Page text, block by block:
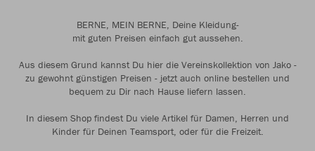
BERNE, MEIN BERNE, Deine Kleidung-
mit guten Preisen einfach gut aussehen.
Aus diesem Grund kannst Du hier die Vereinskollektion von Jako -
zu gewohnt günstigen Preisen - jetzt auch online bestellen und
bequem zu Dir nach Hause liefern lassen.
In diesem Shop findest Du viele Artikel für Damen, Herren und
Kinder für Deinen Teamsport, oder für die Freizeit.